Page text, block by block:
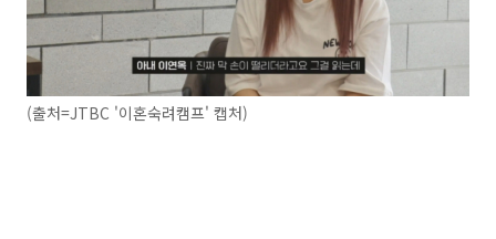
(출처=JTBC '이혼숙려캠프' 캡처)